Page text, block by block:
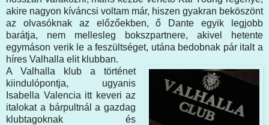
akire nagyon kíváncsi voltam már, hiszen gyakran beköszönt
az olvasóknak az előzőekben, ő Dante egyik legjobb
barátja, nem mellesleg bokszpartnere, akivel hetente
egymáson verik le a feszültséget, utána bedobnak pár italt a
híres Valhalla elit klubban.
A Valhalla klub a történet
kiindulópontja, ugyanis
Isabella Valencia itt keveri az
italokat a bárpultnál a gazdag
klubtagoknak és